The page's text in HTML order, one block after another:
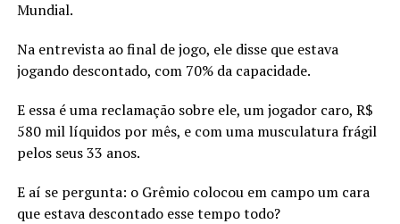
Mundial.
Na entrevista ao final de jogo, ele disse que estava
jogando descontado, com 70% da capacidade.
E essa é uma reclamação sobre ele, um jogador caro, R$
580 mil líquidos por mês, e com uma musculatura frágil
pelos seus 33 anos.
E aí se pergunta: o Grêmio colocou em campo um cara
que estava descontado esse tempo todo?